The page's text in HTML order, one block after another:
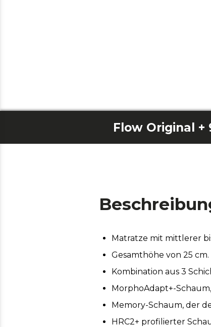
Flow Original +
Matratze mit mittlerer
Gesamthöhe von 25 cm.
Kombination aus 3
MorphoAdapt+-
Memory-Schaum, der
HRC2+ profilierter